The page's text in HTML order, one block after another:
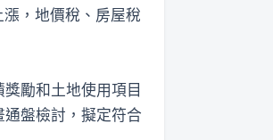
，地價稅、房屋稅
勵和土地使用項目
盤檢討，擬定符合